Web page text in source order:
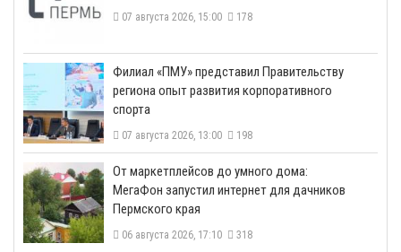
07 августа 2026, 15:00 178
​Филиал «ПМУ» представил Правительству
региона опыт развития корпоративного
спорта
07 августа 2026, 13:00 198
От маркетплейсов до умного дома:
МегаФон запустил интернет для дачников
Пермского края
06 августа 2026, 17:10 318